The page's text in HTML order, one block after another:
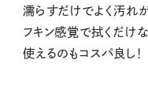
濡らすだけでよく汚れ
フキン感覚で拭くだけ
使えるのもコスパ良し！